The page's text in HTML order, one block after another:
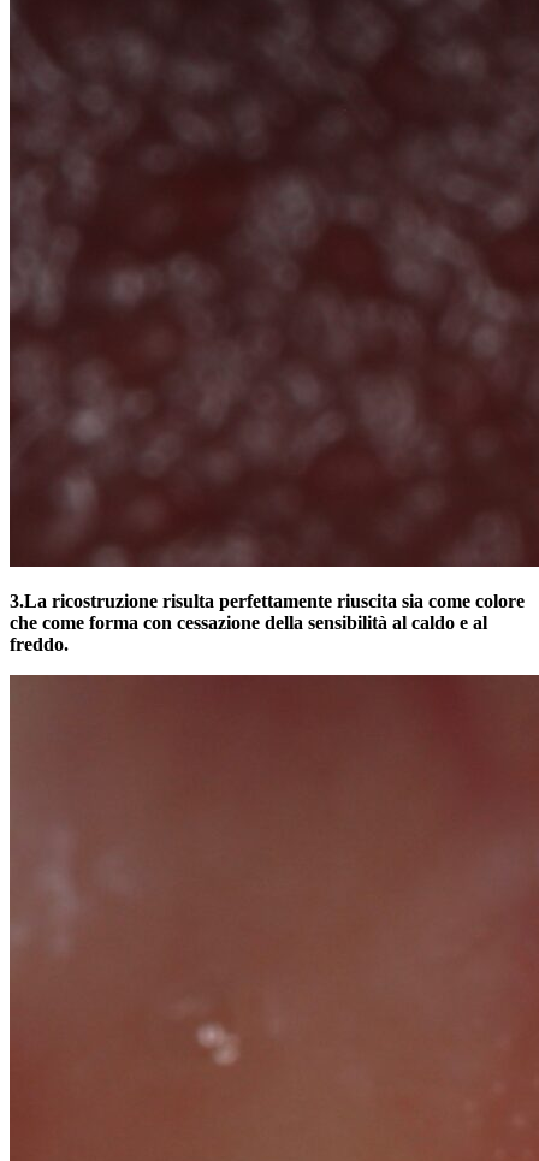
3.La ricostruzione risulta perfettamente riuscita sia come colore
che come forma con cessazione della sensibilità al caldo e al
freddo.